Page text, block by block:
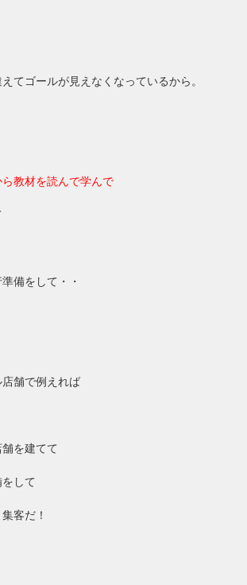
てゴールが見えなくなっているから。
教材を読んで学んで
備をして・・
舗で例えれば
を建てて
して
客だ！